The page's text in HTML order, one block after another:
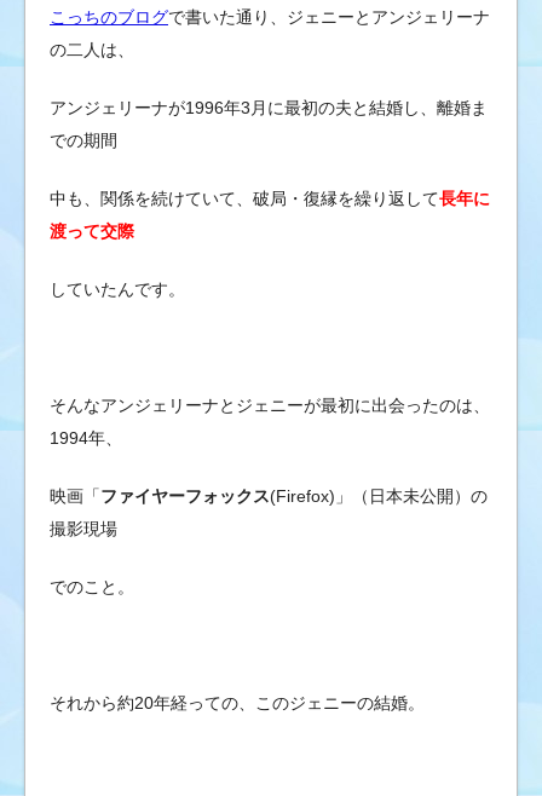
こっちのブログで書いた通り、ジェニーとアンジェリーナ
の二人は、
アンジェリーナが1996年3月に最初の夫と結婚し、離婚ま
での期間
中も、関係を続けていて、破局・復縁を繰り返して長年に
渡って交際
していたんです。
そんなアンジェリーナとジェニーが最初に出会ったのは、
1994年、
映画「ファイヤーフォックス(Firefox)」（日本未公開）の
撮影現場
でのこと。
それから約20年経っての、このジェニーの結婚。